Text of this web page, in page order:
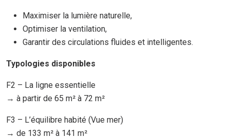
Maximiser la lumière naturelle,
Optimiser la ventilation,
Garantir des circulations fluides et intelligentes.
Typologies disponibles
F2 – La ligne essentielle
→ à partir de 65 m² à 72 m²
F3 – L’équilibre habité (Vue mer)
→ de 133 m² à 141 m²